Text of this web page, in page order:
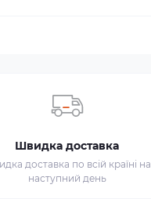
Швидка доставка
доставка по всій країні на
наступний день